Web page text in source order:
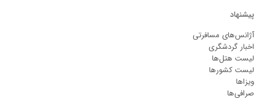
پیشنهاد
آژانس‌های مسافرتی
اخبار گردشگری
لیست هتل‌ها
لیست کشورها
ویزاها
صرافی‌ها